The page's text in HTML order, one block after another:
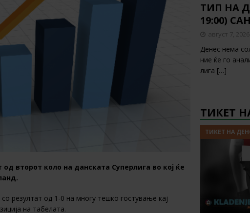
второт коло на данската Суперлига во кој ќе
резултат од 1-0 на многу тешко гостување кај
на табелата.
ТИП НА
19:00)
август 7, 2026
Денес нема
ние ќе го
лига […]
ТИКЕТ
ТИКЕТ НА